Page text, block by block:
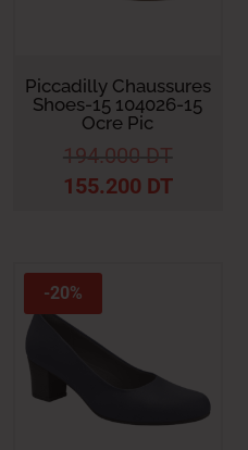
Piccadilly Chaussures
Shoes-15 104026-15
Ocre Pic
194.000 DT
155.200 DT
-20%